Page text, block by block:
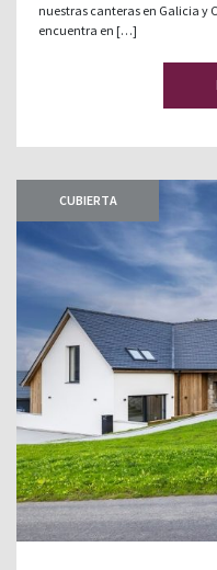
nuestras canteras en Galicia y
encuentra en […]
CUBIERTA